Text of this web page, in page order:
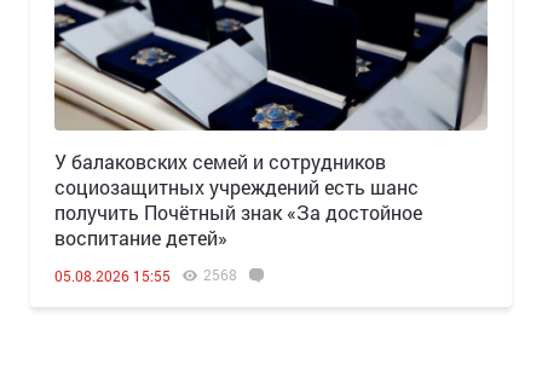
У балаковских семей и сотрудников
социозащитных учреждений есть шанс
получить Почётный знак «За достойное
воспитание детей»
05.08.2026 15:55 2568